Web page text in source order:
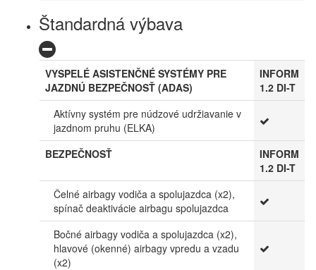
Štandardná výbava
VYSPELÉ ASISTENČNÉ SYSTÉMY PRE
JAZDNÚ BEZPEČNOSŤ (ADAS)
INFORM
1.2 DI-T
Aktívny systém pre núdzové udržiavanie v
jazdnom pruhu (ELKA)
BEZPEČNOSŤ
INFORM
1.2 DI-T
Čelné airbagy vodiča a spolujazdca (x2),
spínač deaktivácie airbagu spolujazdca
Bočné airbagy vodiča a spolujazdca (x2),
hlavové (okenné) airbagy vpredu a vzadu
(x2)